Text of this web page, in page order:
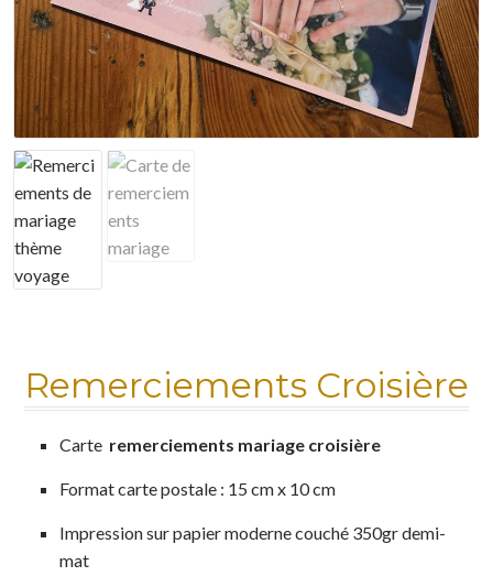
Mon compte
Nuancier
Panier
Politique de confidentialité
Test instagram
Remerciements Croisière
Carte remerciements mariage croisière
Format carte postale : 15 cm x 10 cm
Impression sur papier moderne couché 350gr demi-
mat